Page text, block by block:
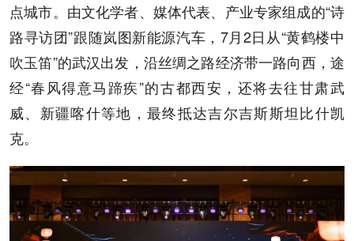
点城市。由文化学者、媒体代表、产业专家组成的“诗
路寻访团”跟随岚图新能源汽车，7月2日从“黄鹤楼中
吹玉笛”的武汉出发，沿丝绸之路经济带一路向西，途
经“春风得意马蹄疾”的古都西安，还将去往甘肃武
威、新疆喀什等地，最终抵达吉尔吉斯斯坦比什凯
克。